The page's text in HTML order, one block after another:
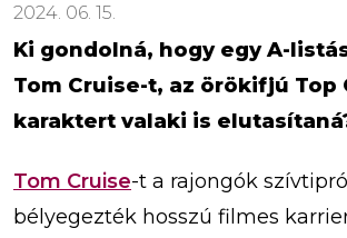
2024. 06. 15.
Ki gondolná, hogy egy A-
Tom Cruise-t, az örökifjú Top
karaktert valaki is
Tom Cruise-t a rajongók
bélyegezték hosszú filmes